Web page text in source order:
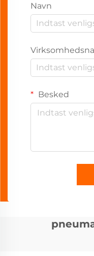
Navn
Besked